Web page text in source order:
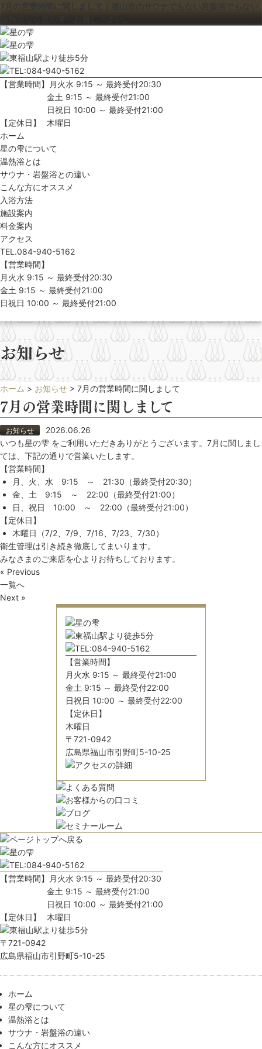
【営業時間】
月火水 9:15 ～ 最終受付20:30
金土 9:15 ～ 最終受付21:00
日祝日 10:00 ～ 最終受付21:00
【定休日】
木曜日
ホーム
星の雫について
温熱浴とは
サウナ・岩盤浴との違い
こんな方にオススメ
入浴方法
施設案内
料金案内
アクセス
TEL.084-940-5162
【営業時間】
月火水 9:15 ～ 最終受付20:30
金土 9:15 ～ 最終受付21:00
日祝日 10:00 ～ 最終受付21:00
お知らせ
ホーム > お知らせ > 7月の営業時間に関しまして
7月の営業時間に関しまして
お知らせ
2026.06.26
いつも星の雫 をご利用いただきありがとうございます。7月に関しまし
ては、下記の通りで営業いたします。
【営業時間】
月、火、水 9:15 ～ 21:30（最終受付20:30）
金、土 9:15 ～ 22:00（最終受付21:00）
日、祝日 10:00 ～ 22:00（最終受付21:00）
【定休日】
木曜日（7/2、7/9、7/16、7/23、7/30）
衛生管理は引き続き徹底してまいります。
みなさまのご来店を心よりお待ちしております。
« Previous
一覧へ
Next »
【営業時間】
月火水 9:15 ～ 最終受付21:00
金土 9:15 ～ 最終受付22:00
日祝日 10:00 ～ 最終受付22:00
【定休日】
木曜日
〒721-0942
広島県福山市引野町5-10-25
【営業時間】
月火水 9:15 ～ 最終受付20:30
金土 9:15 ～ 最終受付21:00
日祝日 10:00 ～ 最終受付21:00
【定休日】
木曜日
〒721-0942
広島県福山市引野町5-10-25
ホーム
星の雫について
温熱浴とは
サウナ・岩盤浴の違い
こんな方にオススメ